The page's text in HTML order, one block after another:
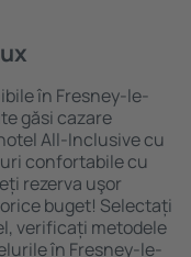
în Fresney-le-
găsi cazare
All-Inclusive cu
confortabile cu
rezerva uşor
buget! Selectați
verificați metodele
în Fresney-le-